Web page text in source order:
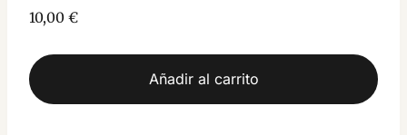
10,00 €
Añadir al carrito